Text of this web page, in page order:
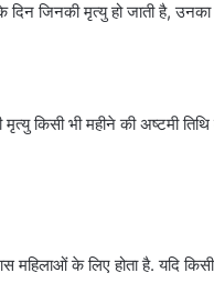
दिन जिनकी मृत्यु हो जाती है, उनका
मृत्यु किसी भी महीने की अष्टमी
महिलाओं के लिए होता है. यदि किसी